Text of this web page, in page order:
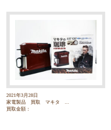
2021年3月28日
家電製品 買取 マキタ ...
買取金額：